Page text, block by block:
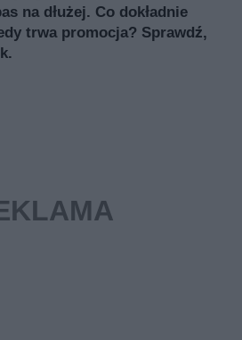
na dłużej. Co dokładnie
trwa promocja? Sprawdź,